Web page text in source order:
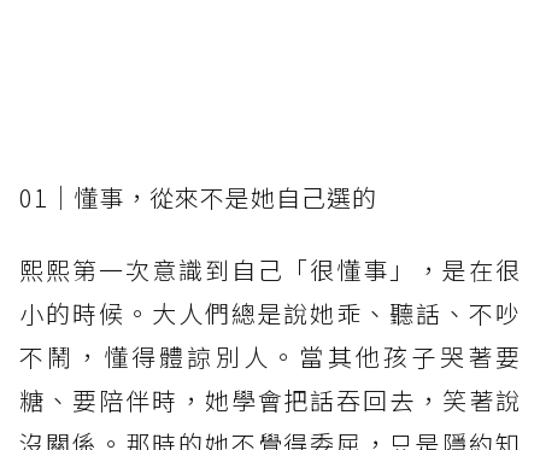
01｜懂事，從來不是她自己選的
熙熙第一次意識到自己「很懂事」，是在很
小的時候。大人們總是說她乖、聽話、不吵
不鬧，懂得體諒別人。當其他孩子哭著要
糖、要陪伴時，她學會把話吞回去，笑著說